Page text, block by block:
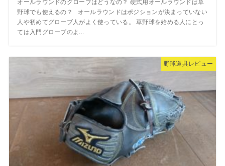
オールラウンドのグローブはどうなの？ 硬式用オールラウンドは草
野球でも使えるの？ オールラウンドはポジションが決まっていない
人や初めてグローブ人がよく使っている。 草野球を始める人にとっ
ては入門グローブのよ...
野球道具レビュー